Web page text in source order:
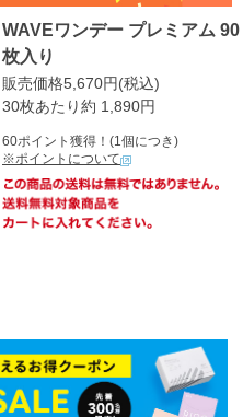
WAVEワンデー プレミアム 90
枚入り
販売価格5,670円(税込)
30枚あたり約 1,890円
60ポイント獲得！(1個につき)
※ポイントについて